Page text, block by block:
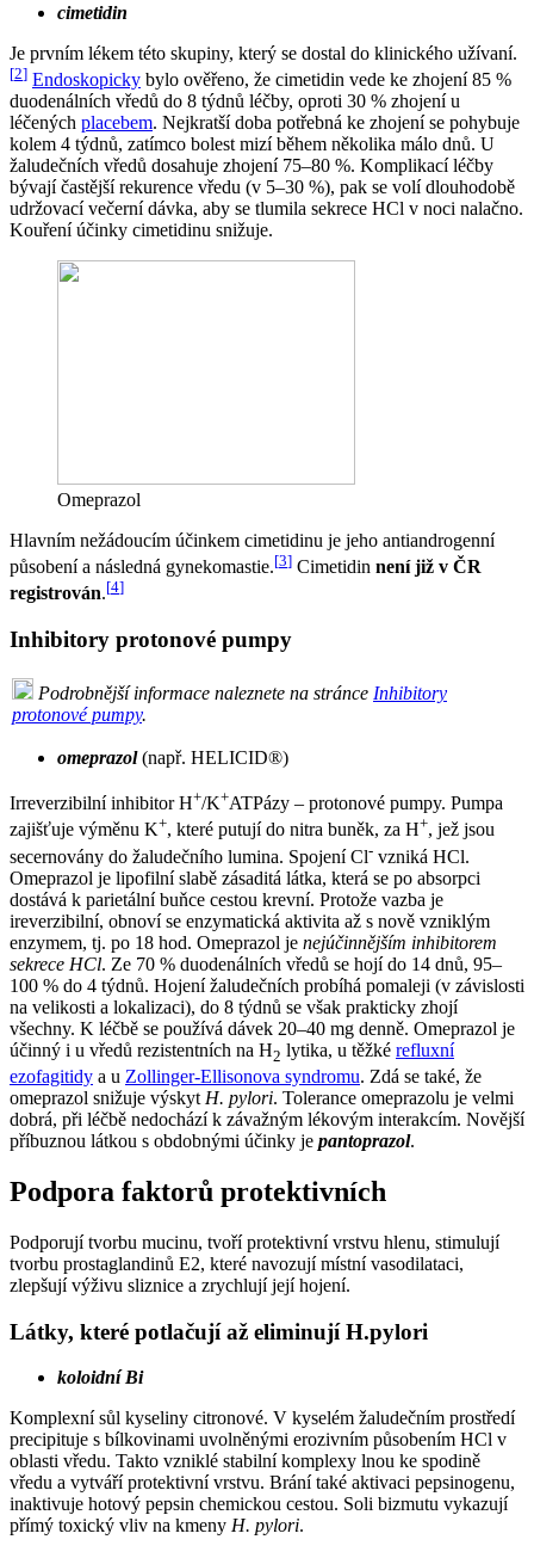
cimetidin
Je prvním lékem této skupiny, který se dostal do klinického užívaní.
[2] Endoskopicky bylo ověřeno, že cimetidin vede ke zhojení 85 %
duodenálních vředů do 8 týdnů léčby, oproti 30 % zhojení u
léčených placebem. Nejkratší doba potřebná ke zhojení se pohybuje
kolem 4 týdnů, zatímco bolest mizí během několika málo dnů. U
žaludečních vředů dosahuje zhojení 75–80 %. Komplikací léčby
bývají častější rekurence vředu (v 5–30 %), pak se volí dlouhodobě
udržovací večerní dávka, aby se tlumila sekrece HCl v noci nalačno.
Kouření účinky cimetidinu snižuje.
Omeprazol
Hlavním nežádoucím účinkem cimetidinu je jeho antiandrogenní
působení a následná gynekomastie.[3] Cimetidin není již v ČR
registrován.[4]
Inhibitory protonové pumpy
Podrobnější informace naleznete na stránce Inhibitory
protonové pumpy.
omeprazol(např. HELICID®)
Irreverzibilní inhibitor H+/K+ATPázy – protonové pumpy. Pumpa
zajišťuje výměnu K+, které putují do nitra buněk, za H+, jež jsou
secernovány do žaludečního lumina. Spojení Cl- vzniká HCl.
Omeprazol je lipofilní slabě zásaditá látka, která se po absorpci
dostává k parietální buňce cestou krevní. Protože vazba je
ireverzibilní, obnoví se enzymatická aktivita až s nově vzniklým
enzymem, tj. po 18 hod. Omeprazol je nejúčinnějším inhibitorem
sekrece HCl. Ze 70 % duodenálních vředů se hojí do 14 dnů, 95–
100 % do 4 týdnů. Hojení žaludečních probíhá pomaleji (v závislosti
na velikosti a lokalizaci), do 8 týdnů se však prakticky zhojí
všechny. K léčbě se používá dávek 20–40 mg denně. Omeprazol je
účinný i u vředů rezistentních na H2 lytika, u těžké refluxní
ezofagitidy a u Zollinger-Ellisonova syndromu. Zdá se také, že
omeprazol snižuje výskyt H. pylori. Tolerance omeprazolu je velmi
dobrá, při léčbě nedochází k závažným lékovým interakcím. Novější
příbuznou látkou s obdobnými účinky je pantoprazol.
Podpora faktorů protektivních
Podporují tvorbu mucinu, tvoří protektivní vrstvu hlenu, stimulují
tvorbu prostaglandinů E2, které navozují místní vasodilataci,
zlepšují výživu sliznice a zrychlují její hojení.
Látky, které potlačují až eliminují H.pylori
koloidní Bi
Komplexní sůl kyseliny citronové. V kyselém žaludečním prostředí
precipituje s bílkovinami uvolněnými erozivním působením HCl v
oblasti vředu. Takto vzniklé stabilní komplexy lnou ke spodině
vředu a vytváří protektivní vrstvu. Brání také aktivaci pepsinogenu,
inaktivuje hotový pepsin chemickou cestou. Soli bizmutu vykazují
přímý toxický vliv na kmeny H. pylori.